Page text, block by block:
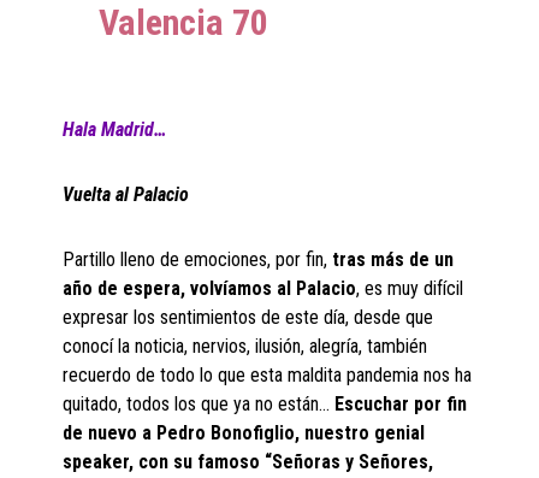
Valencia 70
Hala Madrid…
Vuelta al Palacio
Partillo lleno de emociones, por fin, tras más de un
año de espera, volvíamos al Palacio, es muy difícil
expresar los sentimientos de este día, desde que
conocí la noticia, nervios, ilusión, alegría, también
recuerdo de todo lo que esta maldita pandemia nos ha
quitado, todos los que ya no están… Escuchar por fin
de nuevo a Pedro Bonofiglio, nuestro genial
speaker, con su famoso “Señoras y Señores,